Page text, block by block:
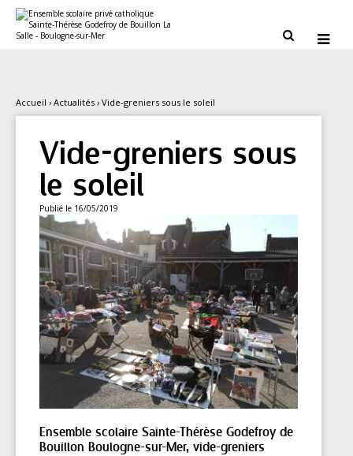
contenu.
personnels
 
Accueil › Actualités › Vide-greniers sous le soleil
Vide-greniers sous
le soleil
Publié le 16/05/2019
Ensemble scolaire Sainte-Thérèse Godefroy de
Bouillon Boulogne-sur-Mer, vide-greniers